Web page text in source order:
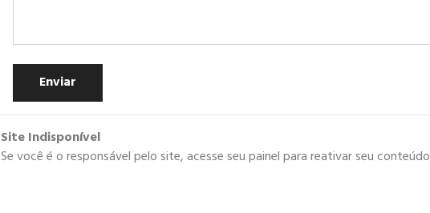
Enviar
Site Indisponível
Se você é o responsável pelo site, acesse seu painel para reativar seu conteúdo